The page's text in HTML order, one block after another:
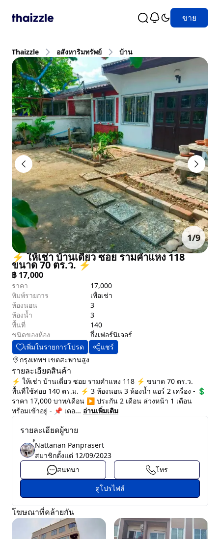
ขาย
Thaizzle อสังหาริมทรัพย์ บ้าน
1/9
⚡ ให้เช่า บ้านเดี่ยว ซอย รามคำแหง 118
ขนาด 70 ตร.ว. ⚡
฿ 17,000
ราคา
17,000
พิมพ์รายการ
เพื่อเช่า
ห้องนอน
3
ห้องน้ำ
3
พื้นที่
140
ชนิดของห้อง
กึ่งเฟอร์นิเจอร์
เพิ่มในรายการโปรด
แชร์
กรุงเทพฯ เขตสะพานสูง
รายละเอียดสินค้า
⚡ ให้เช่า บ้านเดี่ยว ซอย รามคำแหง 118 ⚡ ขนาด 70 ตร.ว.
พื้นที่ใช้สอย 140 ตร.ม. ⚡ 3 ห้องนอน 3 ห้องน้ำ แอร์ 2 เครื่อง - 💲
ราคา 17,000 บาท/เดือน ▶️ ประกัน 2 เดือน ล่วงหน้า 1 เดือน
พร้อมเข้าอยู่ - 📌 เดอ... อ่านเพิ่มเติม
รายละเอียดผู้ขาย
์์Nattanan Panprasert
สมาชิกตั้งแต่ 12/09/2023
สนทนา
โทร
ดูโปรไฟล์
โฆษณาที่คล้ายกัน